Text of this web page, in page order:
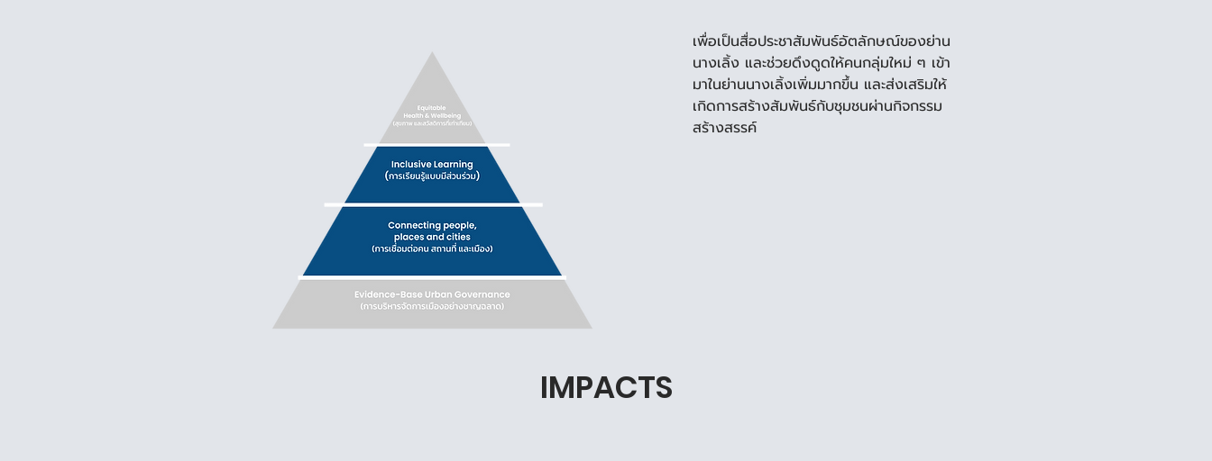
เพื่อเป็นสื่อประชาสัมพันธ์อัตลักษณ์ของย่าน
นางเลิ้ง และช่วยดึงดูดให้คนกลุ่มใหม่ ๆ เข้า
มาในย่านนางเลิ้งเพิ่มมากขึ้น และส่งเสริมให้
เกิดการสร้างสัมพันธ์กับชุมชนผ่านกิจกรรม
สร้างสรรค์
IMPACTS